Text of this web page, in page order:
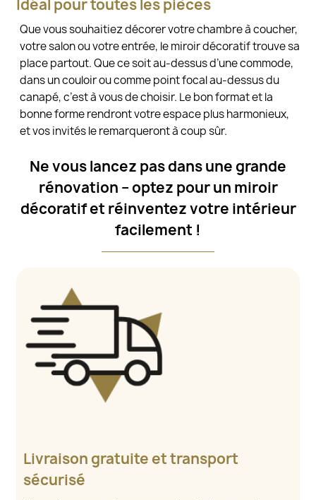
Idéal pour toutes les pièces
Que vous souhaitiez décorer votre chambre à coucher,
votre salon ou votre entrée, le miroir décoratif trouve sa
place partout. Que ce soit au-dessus d’une commode,
dans un couloir ou comme point focal au-dessus du
canapé, c’est à vous de choisir. Le bon format et la
bonne forme rendront votre espace plus harmonieux,
et vos invités le remarqueront à coup sûr.
Ne vous lancez pas dans une grande
rénovation – optez pour un miroir
décoratif et réinventez votre intérieur
facilement !
Livraison gratuite et transport
sécurisé